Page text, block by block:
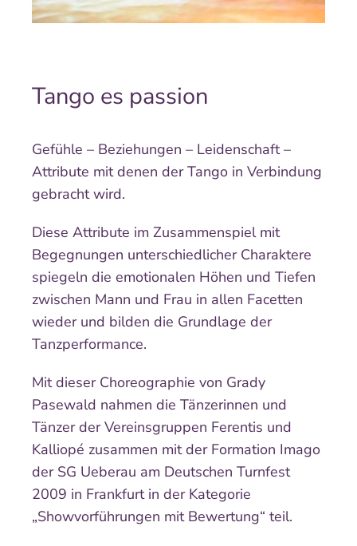
Tango es passion
Gefühle – Beziehungen – Leidenschaft –
Attribute mit denen der Tango in Verbindung
gebracht wird.
Diese Attribute im Zusammenspiel mit
Begegnungen unterschiedlicher Charaktere
spiegeln die emotionalen Höhen und Tiefen
zwischen Mann und Frau in allen Facetten
wieder und bilden die Grundlage der
Tanzperformance.
Mit dieser Choreographie von Grady
Pasewald nahmen die Tänzerinnen und
Tänzer der Vereinsgruppen Ferentis und
Kalliopé zusammen mit der Formation Imago
der SG Ueberau am Deutschen Turnfest
2009 in Frankfurt in der Kategorie
„Showvorführungen mit Bewertung“ teil.